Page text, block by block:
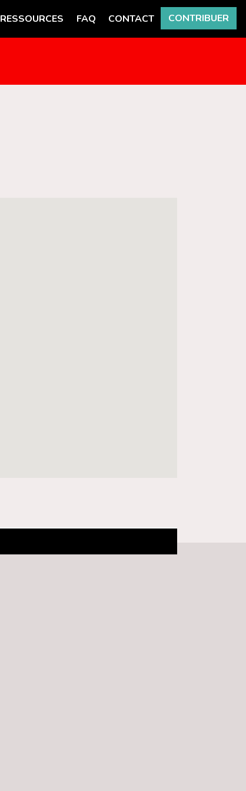
RESSOURCES FAQ CONTACT CONTRIBUER